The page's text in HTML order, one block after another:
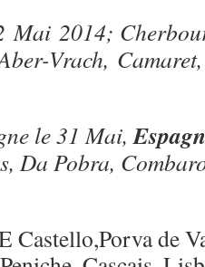
Mai 2014;
Vrach,
le 31 Mai,
Da Pobra,
Castello,Porva de